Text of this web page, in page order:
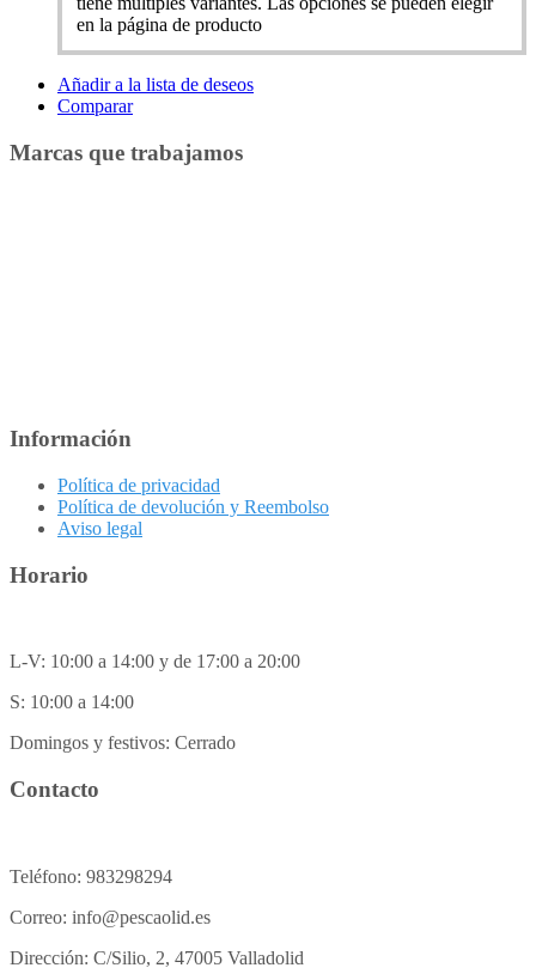
en la página de producto
Añadir a la lista de deseos
Comparar
Marcas que trabajamos
Información
Política de privacidad
Política de devolución y Reembolso
Aviso legal
Horario
L-V: 10:00 a 14:00 y de 17:00 a 20:00
S: 10:00 a 14:00
Domingos y festivos: Cerrado
Contacto
Teléfono: 983298294
Correo: info@pescaolid.es
Dirección: C/Silio, 2, 47005 Valladolid